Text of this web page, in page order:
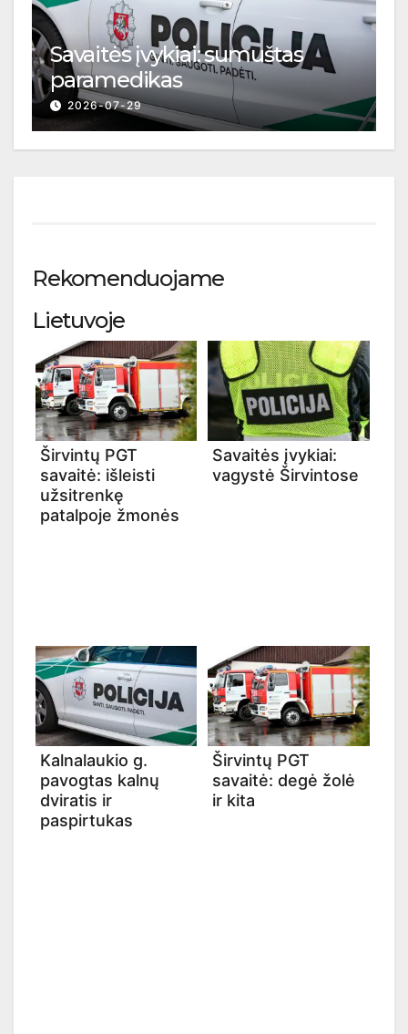
Savaitės įvykiai: sumuštas
paramedikas
2026-07-29
Rekomenduojame
Lietuvoje
Širvintų PGT
savaitė: išleisti
užsitrenkę
patalpoje žmonės
Savaitės įvykiai:
vagystė Širvintose
Kalnalaukio g.
pavogtas kalnų
dviratis ir
paspirtukas
Širvintų PGT
savaitė: degė žolė
ir kita